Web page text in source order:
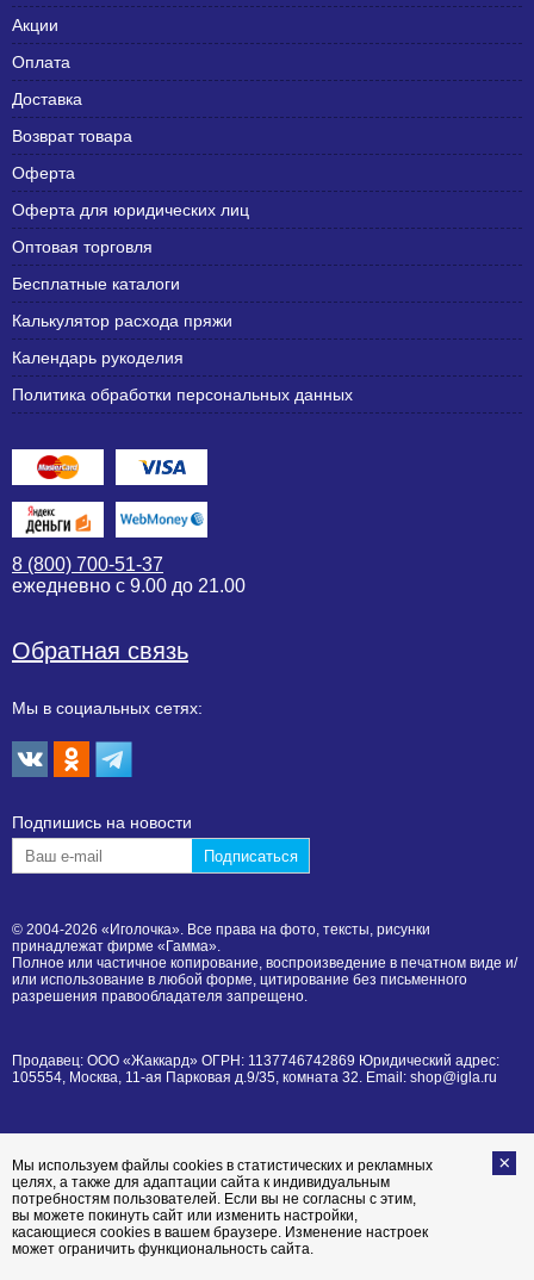
Акции
Оплата
Доставка
Возврат товара
Оферта
Оферта для юридических лиц
Оптовая торговля
Бесплатные каталоги
Калькулятор расхода пряжи
Календарь рукоделия
Политика обработки персональных данных
8 (800) 700-51-37
ежедневно с 9.00 до 21.00
Обратная связь
Мы в социальных сетях:
Подпишиcь на новости
© 2004-2026 «Иголочка». Все права на фото, тексты, рисунки
принадлежат фирме «Гамма».
Полное или частичное копирование, воспроизведение в печатном виде и/
или использование в любой форме, цитирование без письменного
разрешения правообладателя запрещено.
Продавец: ООО «Жаккард» ОГРН: 1137746742869 Юридический адрес:
105554, Москва, 11-ая Парковая д.9/35, комната 32. Email: shop@igla.ru
Мы используем файлы cookies в статистических и рекламных
целях, а также для адаптации сайта к индивидуальным
потребностям пользователей. Если вы не согласны с этим,
вы можете покинуть сайт или изменить настройки,
касающиеся cookies в вашем браузере. Изменение настроек
может ограничить функциональность сайта.